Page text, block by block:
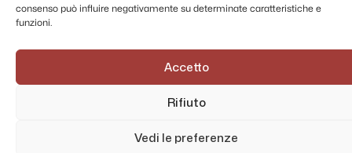
consenso può influire negativamente su determinate caratteristiche e
funzioni.
Accetto
Rifiuto
Vedi le preferenze